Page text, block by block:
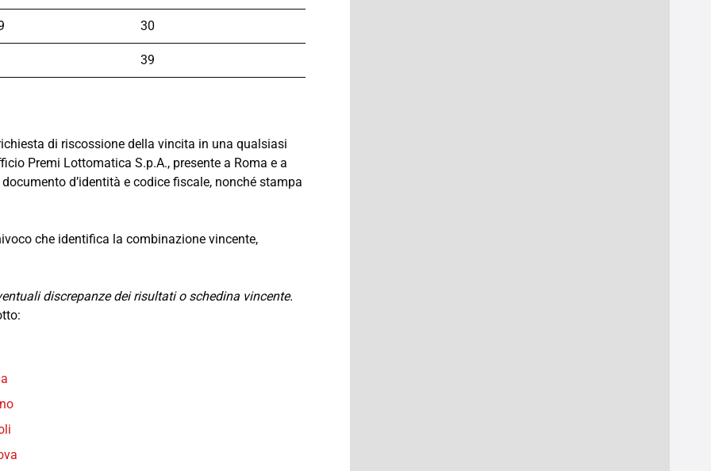
30
39
di riscossione della vincita in una qualsiasi
Premi Lottomatica S.p.A., presente a Roma e a
d’identità e codice fiscale, nonché stampa
che identifica la combinazione vincente,
discrepanze dei risultati o schedina vincente.